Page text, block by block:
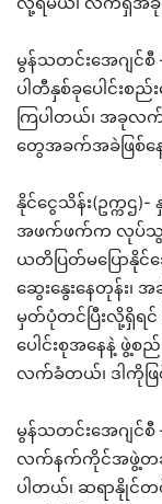
မွန်သတင်းအေဂျင်
ပါတီနှစ်ခုပေါင်းစ
ကြပါတယ်၊ အခုလက်
တွေအခက်အခဲဖြစ်
နိုင်ငွေသိန်း(ဥက္ကဌ
အဖက်ဖက်က လုပ်သွာ
ယတိပြတ်မပြောနိုင်
ဆွေးနွေးနေတုန်း၊
မှတ်ပုံတင်ပြီးလို့ရှိရ
ပေါင်းစုအနေနဲ့ ဖွဲ့
လက်ခံတယ်၊ ဒါကိုဖြ
မွန်သတင်းအေဂျင်စီ
လက်နက်ကိုင်အဖွဲ့တခ
ပါတယ်၊ ဆရာနိုုင်